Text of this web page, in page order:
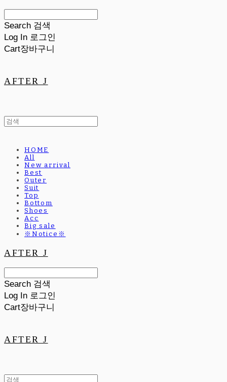
Search 검색
Log In 로그인
Cart장바구니
AFTER J
HOME
All
New arrival
Best
Outer
Suit
Top
Bottom
Shoes
Acc
Big sale
※Notice※
AFTER J
Search 검색
Log In 로그인
Cart장바구니
AFTER J